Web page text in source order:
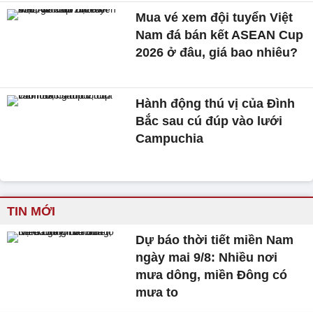
Mua vé xem đội tuyển Việt
Nam đá bán kết ASEAN Cup
2026 ở đâu, giá bao nhiêu?
Hành động thú vị của Đình
Bắc sau cú đúp vào lưới
Campuchia
TIN MỚI
Dự báo thời tiết miền Nam
ngày mai 9/8: Nhiều nơi
mưa dông, miền Đông có
mưa to